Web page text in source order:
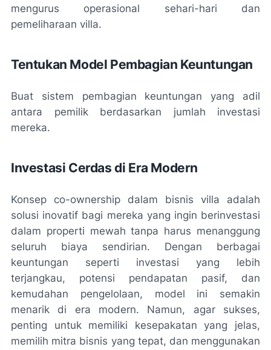
mengurus operasional sehari-hari dan
pemeliharaan villa.
Tentukan Model Pembagian Keuntungan
Buat sistem pembagian keuntungan yang adil
antara pemilik berdasarkan jumlah investasi
mereka.
Investasi Cerdas di Era Modern
Konsep co-ownership dalam bisnis villa adalah
solusi inovatif bagi mereka yang ingin berinvestasi
dalam properti mewah tanpa harus menanggung
seluruh biaya sendirian. Dengan berbagai
keuntungan seperti investasi yang lebih
terjangkau, potensi pendapatan pasif, dan
kemudahan pengelolaan, model ini semakin
menarik di era modern. Namun, agar sukses,
penting untuk memiliki kesepakatan yang jelas,
memilih mitra bisnis yang tepat, dan menggunakan